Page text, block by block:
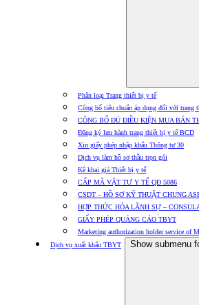
Phân loại Trang thiết bị y tế
Công bố tiêu chuẩn áp dụng đối với
CÔNG BỐ ĐỦ ĐIỀU KIỆN MUA BÁN
Đăng ký lưu hành trang thiết bị y tế BCD
Xin giấy phép nhập khẩu Thông tư 30
Dịch vụ làm hồ sơ thầu trọn gói
Kê khai giá Thiết bị y tế
CẤP MÃ VẬT TƯ Y TẾ QĐ 5086
CSDT – HỒ SƠ KỸ THUẬT CHUNG
HỢP THỨC HÓA LÃNH SỰ –
GIẤY PHÉP QUẢNG CÁO TBYT
Marketing authorization holder service of
Dịch vụ xuất khẩu TBYT
Show submenu